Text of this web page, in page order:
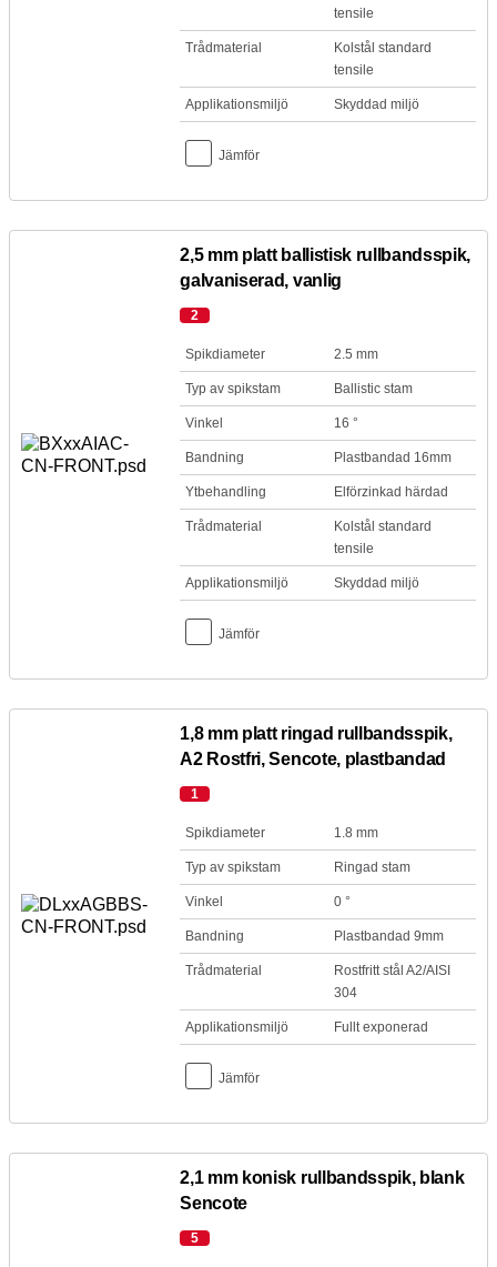
tensile
Trådmaterial
Kolstål standard
tensile
Applikationsmiljö Skyddad miljö
Jämför
2,5 mm platt ballistisk rullbandsspik,
galvaniserad, vanlig
2
Spikdiameter 2.5 mm
Typ av spikstam Ballistic stam
Vinkel 16 °
Bandning Plastbandad 16mm
Ytbehandling Elförzinkad härdad
Trådmaterial
Kolstål standard
tensile
Applikationsmiljö Skyddad miljö
Jämför
1,8 mm platt ringad rullbandsspik,
A2 Rostfri, Sencote, plastbandad
1
Spikdiameter 1.8 mm
Typ av spikstam Ringad stam
Vinkel 0 °
Bandning Plastbandad 9mm
Trådmaterial
Rostfritt stål A2/AISI
304
Applikationsmiljö Fullt exponerad
Jämför
2,1 mm konisk rullbandsspik, blank
Sencote
5